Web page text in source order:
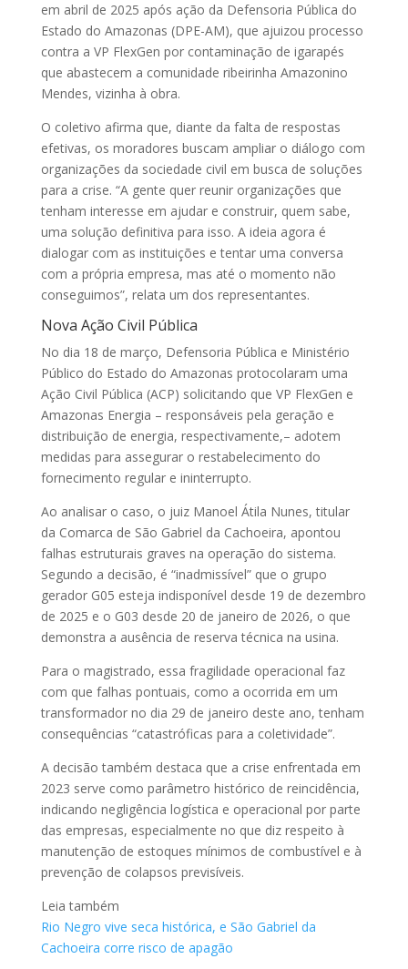
em abril de 2025 após ação da Defensoria Pública do
Estado do Amazonas (DPE-AM), que ajuizou processo
contra a VP FlexGen por contaminação de igarapés
que abastecem a comunidade ribeirinha Amazonino
Mendes, vizinha à obra.
O coletivo afirma que, diante da falta de respostas
efetivas, os moradores buscam ampliar o diálogo com
organizações da sociedade civil em busca de soluções
para a crise. “A gente quer reunir organizações que
tenham interesse em ajudar e construir, quem sabe,
uma solução definitiva para isso. A ideia agora é
dialogar com as instituições e tentar uma conversa
com a própria empresa, mas até o momento não
conseguimos”, relata um dos representantes.
Nova Ação Civil Pública
No dia 18 de março, Defensoria Pública e Ministério
Público do Estado do Amazonas protocolaram uma
Ação Civil Pública (ACP) solicitando que VP FlexGen e
Amazonas Energia – responsáveis pela geração e
distribuição de energia, respectivamente,– adotem
medidas para assegurar o restabelecimento do
fornecimento regular e ininterrupto.
Ao analisar o caso, o juiz Manoel Átila Nunes, titular
da Comarca de São Gabriel da Cachoeira, apontou
falhas estruturais graves na operação do sistema.
Segundo a decisão, é “inadmissível” que o grupo
gerador G05 esteja indisponível desde 19 de dezembro
de 2025 e o G03 desde 20 de janeiro de 2026, o que
demonstra a ausência de reserva técnica na usina.
Para o magistrado, essa fragilidade operacional faz
com que falhas pontuais, como a ocorrida em um
transformador no dia 29 de janeiro deste ano, tenham
consequências “catastróficas para a coletividade”.
A decisão também destaca que a crise enfrentada em
2023 serve como parâmetro histórico de reincidência,
indicando negligência logística e operacional por parte
das empresas, especialmente no que diz respeito à
manutenção de estoques mínimos de combustível e à
prevenção de colapsos previsíveis.
Leia também
Rio Negro vive seca histórica, e São Gabriel da
Cachoeira corre risco de apagão